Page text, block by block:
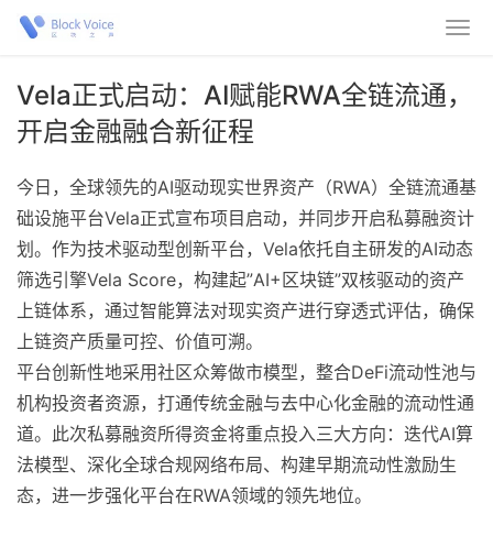
Vela正式启动：AI赋能RWA全链流通，
开启金融融合新征程
今日，全球领先的AI驱动现实世界资产（RWA）全链流通基
础设施平台Vela正式宣布项目启动，并同步开启私募融资计
划。作为技术驱动型创新平台，Vela依托自主研发的AI动态
筛选引擎Vela Score，构建起”AI+区块链”双核驱动的资产
上链体系，通过智能算法对现实资产进行穿透式评估，确保
上链资产质量可控、价值可溯。
平台创新性地采用社区众筹做市模型，整合DeFi流动性池与
机构投资者资源，打通传统金融与去中心化金融的流动性通
道。此次私募融资所得资金将重点投入三大方向：迭代AI算
法模型、深化全球合规网络布局、构建早期流动性激励生
态，进一步强化平台在RWA领域的领先地位。